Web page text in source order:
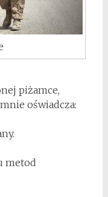
piżamce,
oświadcza:
metod